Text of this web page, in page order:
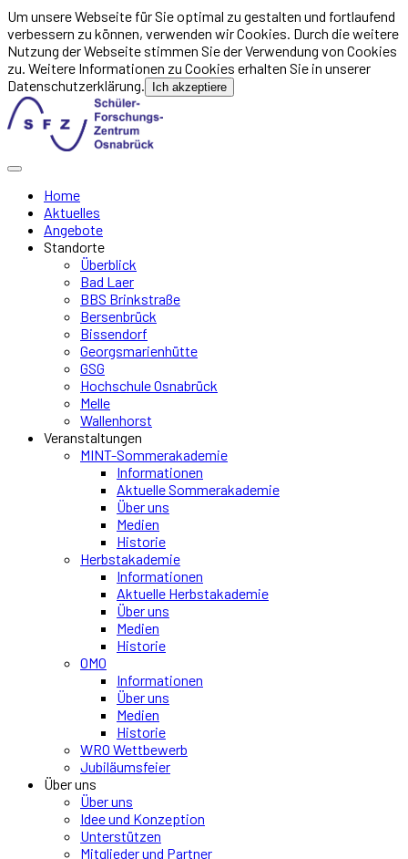
Um unsere Webseite für Sie optimal zu gestalten und fortlaufend
verbessern zu können, verwenden wir Cookies. Durch die weitere
Nutzung der Webseite stimmen Sie der Verwendung von Cookies
zu. Weitere Informationen zu Cookies erhalten Sie in unserer
Datenschutzerklärung.
Ich akzeptiere
Home
Aktuelles
Angebote
Standorte
Überblick
Bad Laer
BBS Brinkstraße
Bersenbrück
Bissendorf
Georgsmarienhütte
GSG
Hochschule Osnabrück
Melle
Wallenhorst
Veranstaltungen
MINT-Sommerakademie
Informationen
Aktuelle Sommerakademie
Über uns
Medien
Historie
Herbstakademie
Informationen
Aktuelle Herbstakademie
Über uns
Medien
Historie
OMO
Informationen
Über uns
Medien
Historie
WRO Wettbewerb
Jubiläumsfeier
Über uns
Über uns
Idee und Konzeption
Unterstützen
Mitglieder und Partner